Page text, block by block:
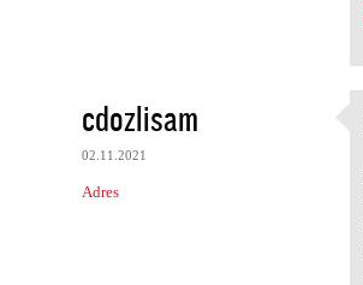
cdozlisam
02.11.2021
Adres